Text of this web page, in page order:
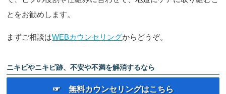
とをお勧めします。
まずご相談はWEBカウンセリングからどうぞ。
ニキビやニキビ跡、不安や不満を解消するなら
☞ 無料カウンセリングはこちら